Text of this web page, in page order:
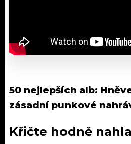
50 nejlepších alb:
zásadní punkové
Křičte hodně